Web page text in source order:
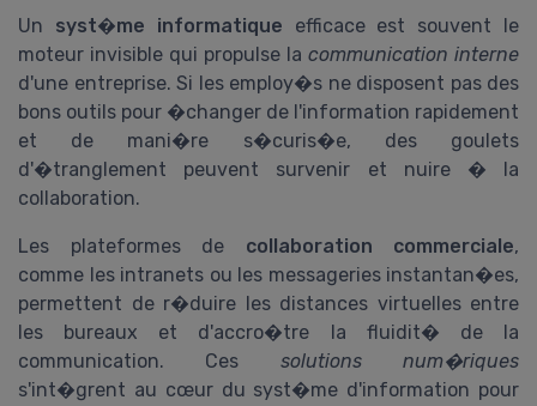
Un syst�me informatique efficace est souvent le
moteur invisible qui propulse la communication interne
d'une entreprise. Si les employ�s ne disposent pas des
bons outils pour �changer de l'information rapidement
et de mani�re s�curis�e, des goulets
d'�tranglement peuvent survenir et nuire � la
collaboration.
Les plateformes de collaboration commerciale,
comme les intranets ou les messageries instantan�es,
permettent de r�duire les distances virtuelles entre
les bureaux et d'accro�tre la fluidit� de la
communication. Ces solutions num�riques
s'int�grent au cœur du syst�me d'information pour